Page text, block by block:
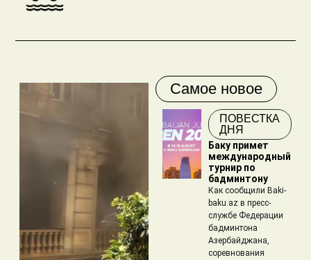
Самое новое
ПОВЕСТКА
ДНЯ
Баку примет
международный
турнир по
бадминтону
Как сообщили Baki-
baku.az в пресс-
службе Федерации
бадминтона
Азербайджана,
соревнования